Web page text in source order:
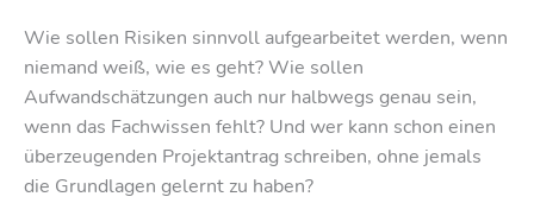
Wie sollen Risiken sinnvoll aufgearbeitet werden, wenn
niemand weiß, wie es geht? Wie sollen
Aufwandschätzungen auch nur halbwegs genau sein,
wenn das Fachwissen fehlt? Und wer kann schon einen
überzeugenden Projektantrag schreiben, ohne jemals
die Grundlagen gelernt zu haben?